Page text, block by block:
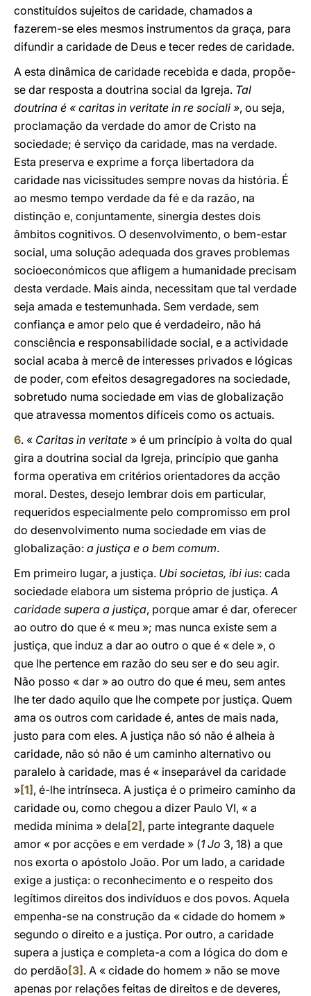
constituídos sujeitos de caridade, chamados a
fazerem-se eles mesmos instrumentos da graça, para
difundir a caridade de Deus e tecer redes de caridade.
A esta dinâmica de caridade recebida e dada, propõe-
se dar resposta a doutrina social da Igreja. Tal
doutrina é « caritas in veritate in re sociali », ou seja,
proclamação da verdade do amor de Cristo na
sociedade; é serviço da caridade, mas na verdade.
Esta preserva e exprime a força libertadora da
caridade nas vicissitudes sempre novas da história. É
ao mesmo tempo verdade da fé e da razão, na
distinção e, conjuntamente, sinergia destes dois
âmbitos cognitivos. O desenvolvimento, o bem-estar
social, uma solução adequada dos graves problemas
socioeconómicos que afligem a humanidade precisam
desta verdade. Mais ainda, necessitam que tal verdade
seja amada e testemunhada. Sem verdade, sem
confiança e amor pelo que é verdadeiro, não há
consciência e responsabilidade social, e a actividade
social acaba à mercê de interesses privados e lógicas
de poder, com efeitos desagregadores na sociedade,
sobretudo numa sociedade em vias de globalização
que atravessa momentos difíceis como os actuais.
6. « Caritas in veritate » é um princípio à volta do qual
gira a doutrina social da Igreja, princípio que ganha
forma operativa em critérios orientadores da acção
moral. Destes, desejo lembrar dois em particular,
requeridos especialmente pelo compromisso em prol
do desenvolvimento numa sociedade em vias de
globalização: a justiça e o bem comum.
Em primeiro lugar, a justiça. Ubi societas, ibi ius: cada
sociedade elabora um sistema próprio de justiça.A
caridade supera a justiça, porque amar é dar, oferecer
ao outro do que é « meu »; mas nunca existe sem a
justiça, que induz a dar ao outro o que é « dele », o
que lhe pertence em razão do seu ser e do seu agir.
Não posso « dar » ao outro do que é meu, sem antes
lhe ter dado aquilo que lhe compete por justiça. Quem
ama os outros com caridade é, antes de mais nada,
justo para com eles. A justiça não só não é alheia à
caridade, não só não é um caminho alternativo ou
paralelo à caridade, mas é « inseparável da caridade
»[1] , é-lhe intrínseca. A justiça é o primeiro caminho da
caridade ou, como chegou a dizer Paulo VI, « a
medida mínima » dela [2] , parte integrante daquele
amor « por acções e em verdade » (1 Jo 3, 18) a que
nos exorta o apóstolo João. Por um lado, a caridade
exige a justiça: o reconhecimento e o respeito dos
legítimos direitos dos indivíduos e dos povos. Aquela
empenha-se na construção da « cidade do homem »
segundo o direito e a justiça. Por outro, a caridade
supera a justiça e completa-a com a lógica do dom e
do perdão [3] . A « cidade do homem » não se move
apenas por relações feitas de direitos e de deveres,